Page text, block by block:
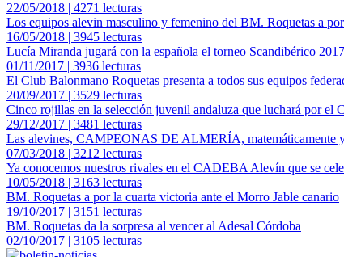
22/05/2018 | 4271 lecturas
Los equipos alevin masculino y femenino del BM. Roquetas a
16/05/2018 | 3945 lecturas
Lucía Miranda jugará con la española el torneo Scandibérico 2017
01/11/2017 | 3936 lecturas
El Club Balonmano Roquetas presenta a todos sus equipos
20/09/2017 | 3529 lecturas
Cinco rojillas en la selección juvenil andaluza que luchará por el
29/12/2017 | 3481 lecturas
Las alevines, CAMPEONAS DE ALMERÍA, matemáticamente
07/03/2018 | 3212 lecturas
Ya conocemos nuestros rivales en el CADEBA Alevín que se
10/05/2018 | 3163 lecturas
BM. Roquetas a por la cuarta victoria ante el Morro Jable canario
19/10/2017 | 3151 lecturas
BM. Roquetas da la sorpresa al vencer al Adesal Córdoba
02/10/2017 | 3105 lecturas